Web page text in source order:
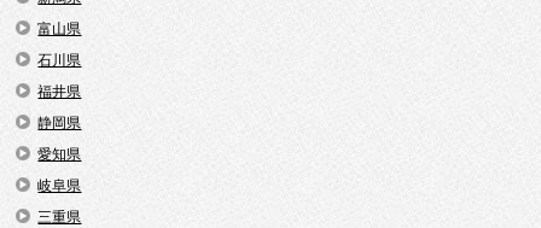
富山県
石川県
福井県
静岡県
愛知県
岐阜県
三重県